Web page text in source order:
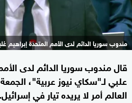
مندوب سوريا الدائم لدى الأمم المتحدة إبراهيم
قال مندوب سوريا الدائم لدى
علبي لـ"سكاي نيوز عربية"،
العالم أمر لا يريده تيار في إسرائيل.